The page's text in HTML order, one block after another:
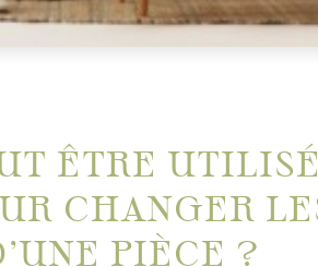
ÊTRE
CHANGER
PIÈCE ?